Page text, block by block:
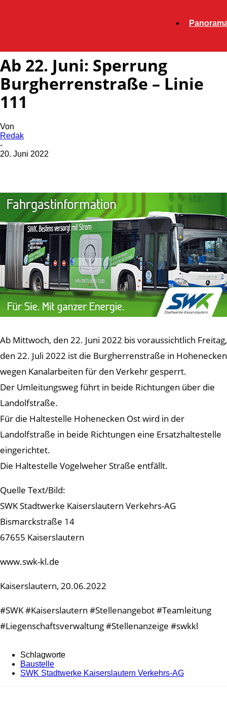
Ab 22. Juni: Sperrung
Burgherrenstraße – Linie
111
Von
Redak
-
20. Juni 2022
Ab Mittwoch, den 22. Juni 2022 bis voraussichtlich Freitag,
den 22. Juli 2022 ist die Burgherrenstraße in Hohenecken
wegen Kanalarbeiten für den Verkehr gesperrt.
Der Umleitungsweg führt in beide Richtungen über die
Landolfstraße.
Für die Haltestelle Hohenecken Ost wird in der
Landolfstraße in beide Richtungen eine Ersatzhaltestelle
eingerichtet.
Die Haltestelle Vogelweher Straße entfällt.
Quelle Text/Bild:
SWK Stadtwerke Kaiserslautern Verkehrs-AG
Bismarckstraße 14
67655 Kaiserslautern
www.swk-kl.de
Kaiserslautern, 20.06.2022
#SWK #Kaiserslautern #Stellenangebot #Teamleitung
#Liegenschaftsverwaltung #Stellenanzeige #swkkl
Schlagworte
Baustelle
SWK Stadtwerke Kaiserslautern Verkehrs-AG